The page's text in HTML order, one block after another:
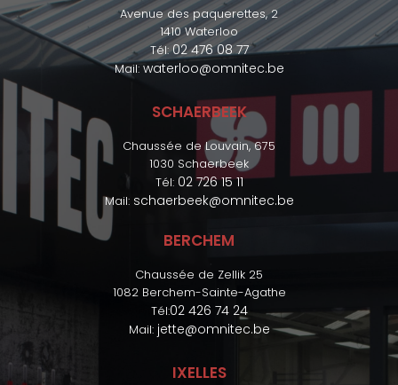
Avenue des paquerettes, 2
1410 Waterloo
Tél:02 476 08 77
Mail: waterloo@omnitec.be
SCHAERBEEK
Chaussée de Louvain, 675
1030 Schaerbeek
Tél: 02 726 15 11
Mail: schaerbeek@omnitec.be
BERCHEM
Chaussée de Zellik 25
1082 Berchem-Sainte-Agathe
Tél:02 426 74 24
Mail: jette@omnitec.be
IXELLES